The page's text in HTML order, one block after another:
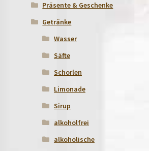
Präsente & Geschenke
Getränke
Wasser
Säfte
Schorlen
Limonade
Sirup
alkoholfrei
alkoholische